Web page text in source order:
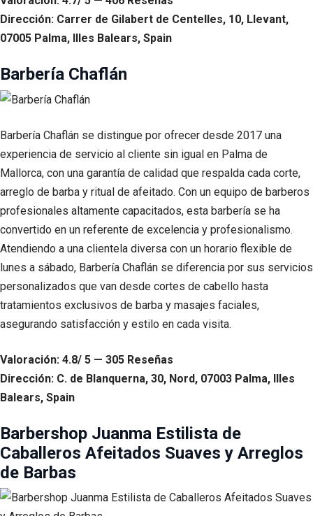
Dirección: Carrer de Gilabert de Centelles, 10, Llevant,
07005 Palma, Illes Balears, Spain
Barbería Chaflán
Barbería Chaflán se distingue por ofrecer desde 2017 una
experiencia de servicio al cliente sin igual en Palma de
Mallorca, con una garantía de calidad que respalda cada corte,
arreglo de barba y ritual de afeitado. Con un equipo de barberos
profesionales altamente capacitados, esta barbería se ha
convertido en un referente de excelencia y profesionalismo.
Atendiendo a una clientela diversa con un horario flexible de
lunes a sábado, Barbería Chaflán se diferencia por sus servicios
personalizados que van desde cortes de cabello hasta
tratamientos exclusivos de barba y masajes faciales,
asegurando satisfacción y estilo en cada visita.
Valoración: 4.8/ 5 — 305 Reseñas
Dirección: C. de Blanquerna, 30, Nord, 07003 Palma, Illes
Balears, Spain
Barbershop Juanma Estilista de
Caballeros Afeitados Suaves y Arreglos
de Barbas